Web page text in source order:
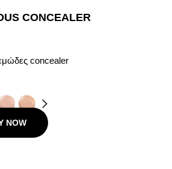
CONCEALER
concealer
Next
NOW